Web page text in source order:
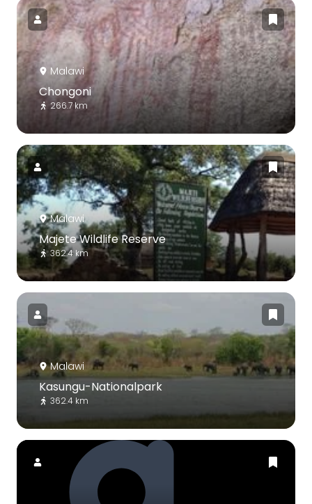
Malawi
Chongoni
266.7 km
Malawi
Majete Wildlife Reserve
362.4 km
Malawi
Kasungu-Nationalpark
362.4 km